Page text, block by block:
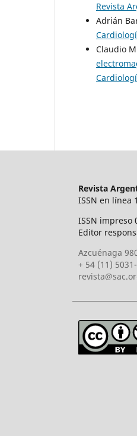
Revista
Adrián
Claudio
Revista
ISSN en línea
ISSN impreso
Editor
Azcuénaga
+ 54 (11)